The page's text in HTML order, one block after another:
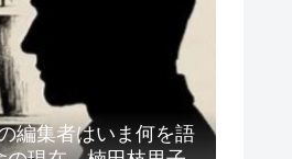
編集者はいま何を語